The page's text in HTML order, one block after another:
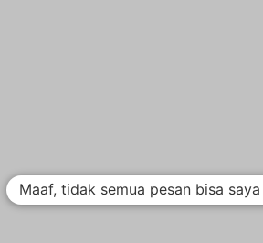
Maaf, tidak semua pesan bisa